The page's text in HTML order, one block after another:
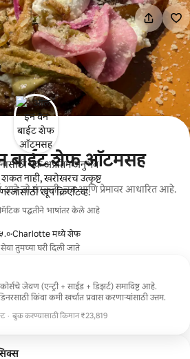
बाईट शेफ ऑटमसह
जो संस्कृती, चव आणि प्रेमावर आधारित आहे.
पद्धतीने भाषांतर केले आहे
५.०
,
·Charlotte मध्ये शेफ
सेवा तुमच्या घरी दिली जाते
जेवण (एन्ट्री + साईड + डिझर्ट) समाविष्ट आहे.
किंवा कमी खर्चात प्रवास करणाऱ्यांसाठी उत्तम.
· बुक करण्यासाठी किमान ₹23,819
एक अप्रतिम अनुभव
नाही, खरोखरच उत्कृष्ट
खूप क्रिएटिव्ह.